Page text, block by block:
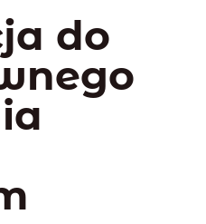
do